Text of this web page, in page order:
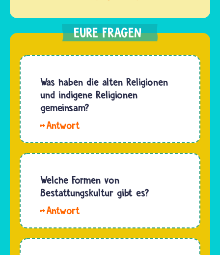
Was haben die alten Religionen
und indigene Religionen
gemeinsam?
Die
auf diese
Frage ist
leicht.
Mit alten
Religionen
Welche Formen von
Bestattungskultur gibt es?
wenn ein